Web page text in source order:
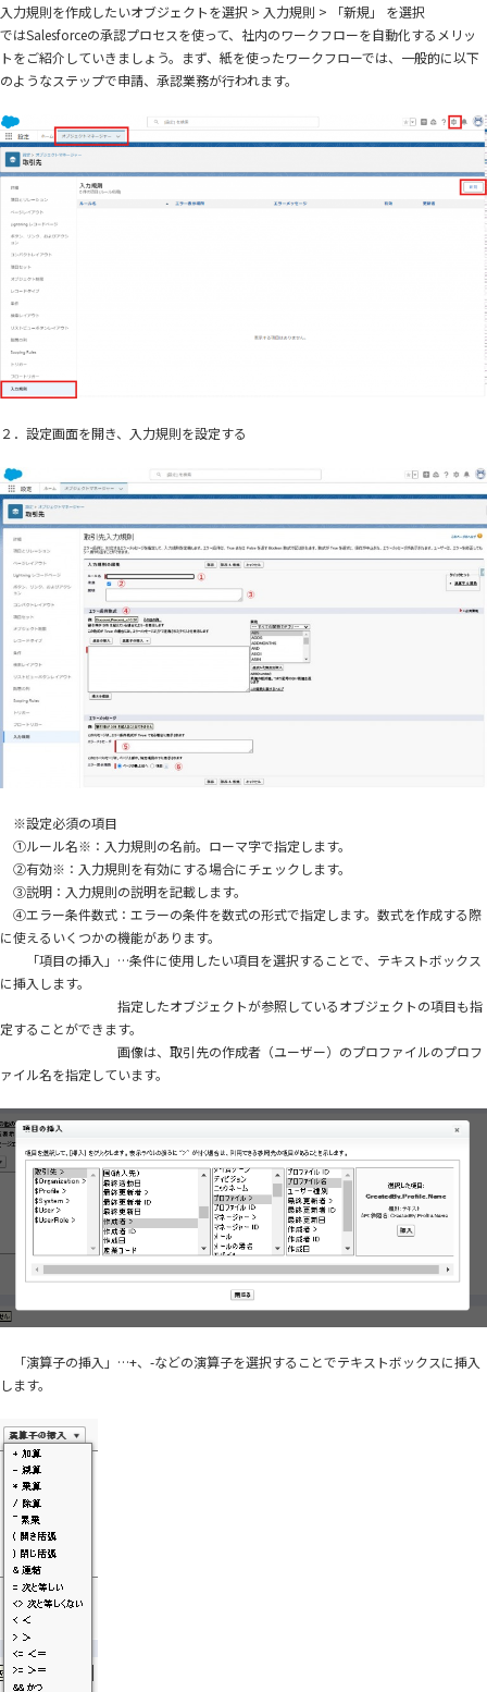
入力規則を作成したいオブジェクトを選択 > 入力規則 > 「新規」 を選択
ではSalesforceの承認プロセスを使って、社内のワークフローを自動化するメリッ
トをご紹介していきましょう。まず、紙を使ったワークフローでは、一般的に以下
のようなステップで申請、承認業務が行われます。
２．設定画面を開き、入力規則を設定する
※設定必須の項目
①ルール名※：入力規則の名前。ローマ字で指定します。
②有効※：入力規則を有効にする場合にチェックします。
③説明：入力規則の説明を記載します。
④エラー条件数式：エラーの条件を数式の形式で指定します。数式を作成する際
に使えるいくつかの機能があります。
「項目の挿入」…条件に使用したい項目を選択することで、テキストボックス
に挿入します。
指定したオブジェクトが参照しているオブジェクトの項目も指
定することができます。
画像は、取引先の作成者（ユーザー）のプロファイルのプロフ
ァイル名を指定しています。
「演算子の挿入」…+、-などの演算子を選択することでテキストボックスに挿入
します。